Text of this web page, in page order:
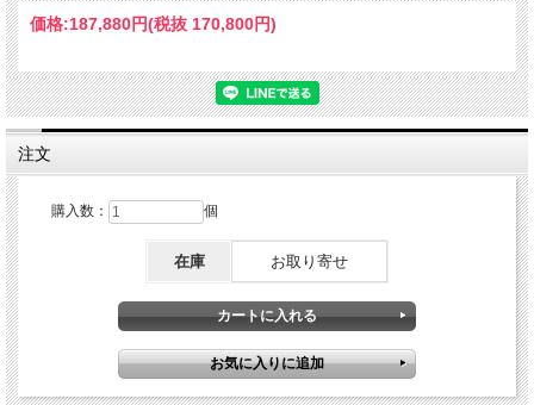
価格:187,880円(税抜 170,800円)
注文
購入数： 個
在庫 お取り寄せ